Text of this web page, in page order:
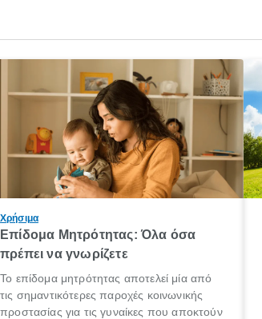
Χρήσιμα
Επίδομα Μητρότητας: Όλα όσα
πρέπει να γνωρίζετε
Το επίδομα μητρότητας αποτελεί μία από
τις σημαντικότερες παροχές κοινωνικής
προστασίας για τις γυναίκες που αποκτούν